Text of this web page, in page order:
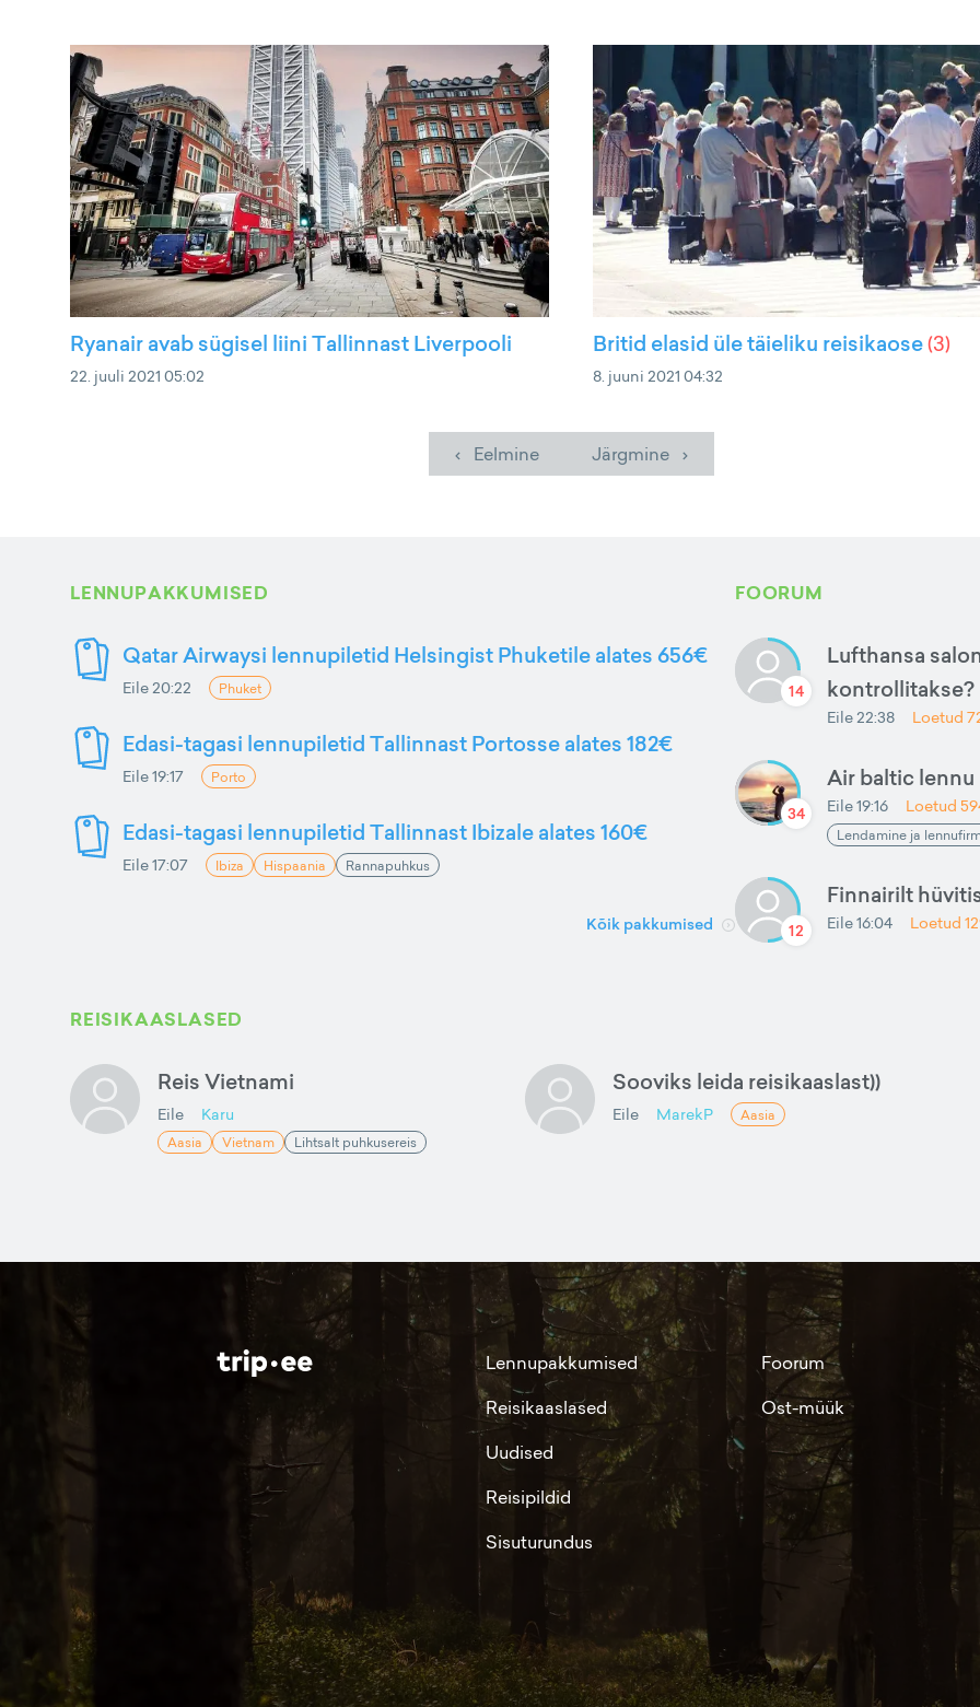
Ryanair avab sügisel liini Tallinnast Liverpooli
22. juuli 2021 05:02
Britid elasid üle täieliku reisikaose(3)
8. juuni 2021 04:32
‹ Eelmine Järgmine ›
LENNUPAKKUMISED
Qatar Airwaysi lennupiletid Helsingist Phuketile alates 656€
Eile 20:22 Phuket
Edasi-tagasi lennupiletid Tallinnast Portosse alates 182€
Eile 19:17 Porto
Edasi-tagasi lennupiletid Tallinnast Ibizale alates 160€
Eile 17:07 Ibiza Hispaania Rannapuhkus
Kõik pakkumised
FOORUM
14
Lufthansa
kontrollitakse?
Eile 22:38 Loetud
34
Air baltic
Eile 19:16 Loetud
Lendamine ja
12
Finnairilt
Eile 16:04 Loetud
REISIKAASLASED
Reis Vietnami
Eile Karu
Aasia Vietnam Lihtsalt puhkusereis
Sooviks leida reisikaaslast))
Eile MarekP Aasia
Lennupakkumised
Reisikaaslased
Uudised
Reisipildid
Sisuturundus
Foorum
Ost-müük